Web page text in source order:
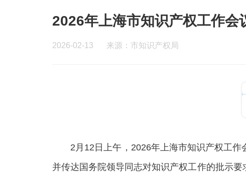
2026年上海市知识产权工作会
2026-02-13 来源：市知识产权局
2月12日上午，2026年上海市知识产权工作
并传达国务院领导同志对知识产权工作的批示